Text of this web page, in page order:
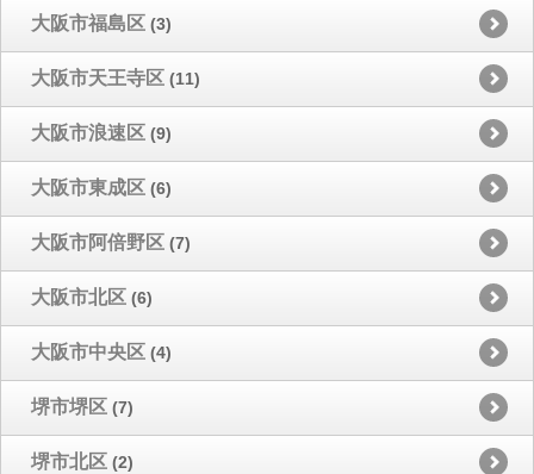
大阪市福島区 (3)
大阪市天王寺区 (11)
大阪市浪速区 (9)
大阪市東成区 (6)
大阪市阿倍野区 (7)
大阪市北区 (6)
大阪市中央区 (4)
堺市堺区 (7)
堺市北区 (2)